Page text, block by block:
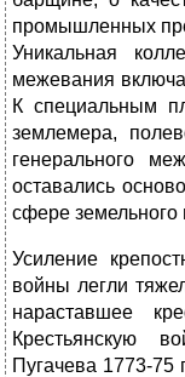
промышленных
Уникальная
межевания
К специальным
землемера,
генерального
оставались
сфере земельного
Усиление
войны легли
нараставшее
Крестьянскую
Пугачева 1773-75